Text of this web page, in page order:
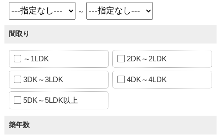
～
間取り
～1LDK 2DK～2LDK
3DK～3LDK 4DK～4LDK
5DK～5LDK以上
築年数